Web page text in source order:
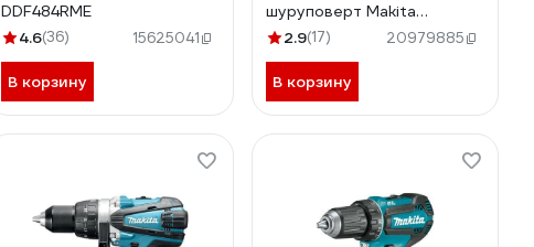
DDF484RME
4.6(36) 15625041
В корзину
шуруповерт Makita
DDF486Z
2.9(17) 20979885
В корзину